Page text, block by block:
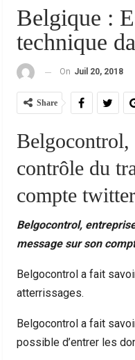
Belgique :
technique
On Juil 20, 2018
Share
Belgocontrol,
contrôle du
compte twitter
Belgocontrol,
message sur son
Belgocontrol a fait
atterrissages.
Belgocontrol a fait
possible d’entrer les
Ceuta Face À La Crise